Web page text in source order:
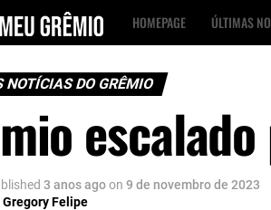
HOMEPAGE ÚLTIMAS
NOTÍCIAS DO GRÊMIO
3 anos agoon 9 de novembro de 2023
Gregory Felipe